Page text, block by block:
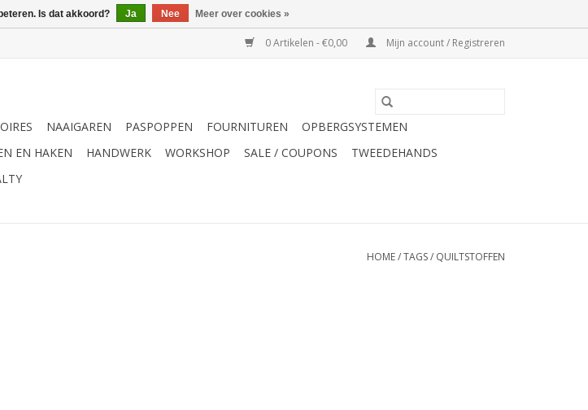
0 Artikelen - €0,00 Mijn account / Registreren
NAAIGAREN PASPOPPEN FOURNITUREN
OPBERGSYSTEMEN
EN HAKEN HANDWERK WORKSHOP SALE / COUPONS
TWEEDEHANDS
HOME/TAGS/ QUILTSTOFFEN
Is dat akkoord? Ja Nee Meer over cookies »